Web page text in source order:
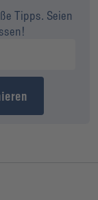
Tipps. Seien